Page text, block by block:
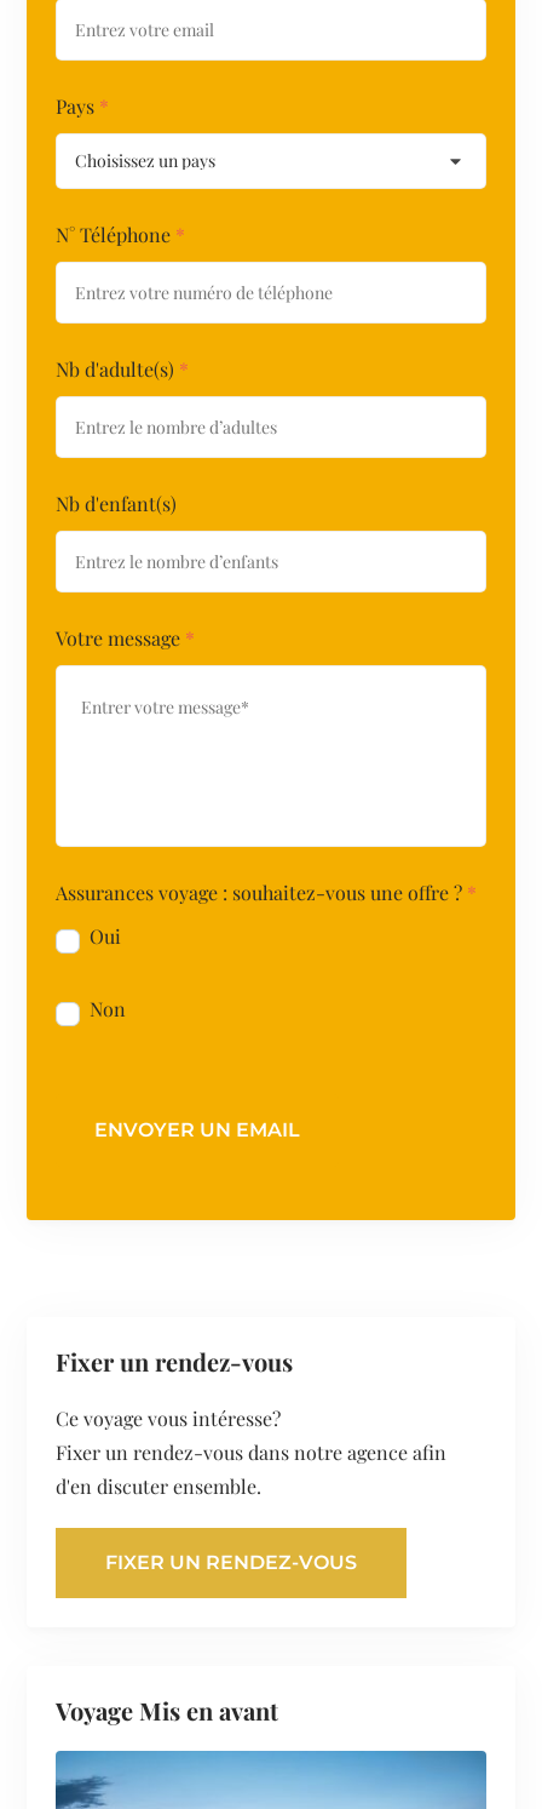
Pays *
N° Téléphone *
Nb d'adulte(s) *
Nb d'enfant(s)
Votre message *
Assurances voyage : souhaitez-vous une offre ? *
Oui
Non
ENVOYER UN EMAIL
Fixer un rendez-vous
Ce voyage vous intéresse?
Fixer un rendez-vous dans notre agence afin
d'en discuter ensemble.
FIXER UN RENDEZ-VOUS
Voyage Mis en avant